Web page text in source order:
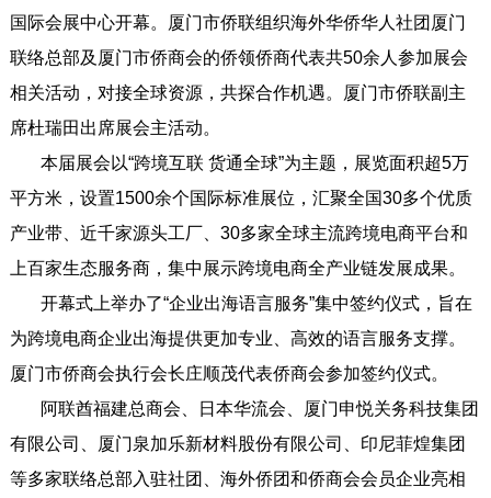
国际会展中心开幕。厦门市侨联组织海外华侨华人社团厦门
联络总部及厦门市侨商会的侨领侨商代表共50余人参加展会
相关活动，对接全球资源，共探合作机遇。厦门市侨联副主
席杜瑞田出席展会主活动。
本届展会以“跨境互联 货通全球”为主题，展览面积超5万
平方米，设置1500余个国际标准展位，汇聚全国30多个优质
产业带、近千家源头工厂、30多家全球主流跨境电商平台和
上百家生态服务商，集中展示跨境电商全产业链发展成果。
开幕式上举办了“企业出海语言服务”集中签约仪式，旨在
为跨境电商企业出海提供更加专业、高效的语言服务支撑。
厦门市侨商会执行会长庄顺茂代表侨商会参加签约仪式。
阿联酋福建总商会、日本华流会、厦门申悦关务科技集团
有限公司、厦门泉加乐新材料股份有限公司、印尼菲煌集团
等多家联络总部入驻社团、海外侨团和侨商会会员企业亮相